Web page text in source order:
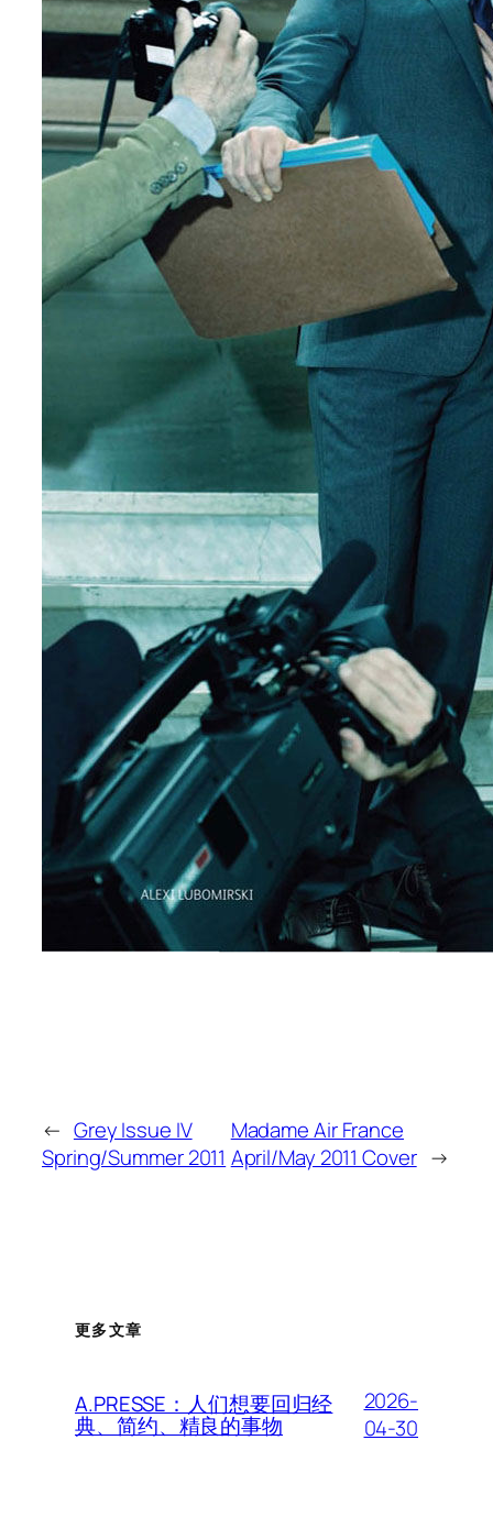
← Grey Issue IV
Spring/Summer 2011
Madame Air France
April/May 2011 Cover →
更多文章
A.PRESSE：人们想要回归经
典、简约、精良的事物
2026-
04-30